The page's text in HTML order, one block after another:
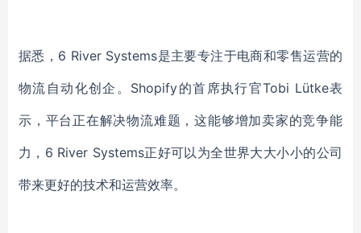
据悉，6 River Systems是主要专注于电商和零售运营的
物流自动化创企。Shopify的首席执行官Tobi Lütke表
示，平台正在解决物流难题，这能够增加卖家的竞争能
力，6 River Systems正好可以为全世界大大小小的公司
带来更好的技术和运营效率。